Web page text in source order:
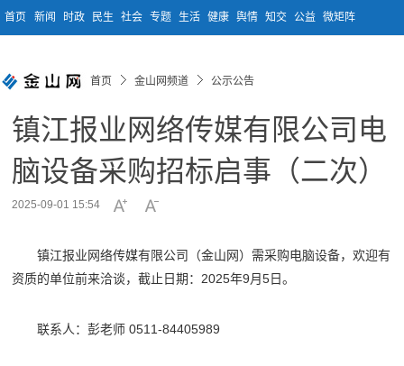
首页 新闻 时政 民生 社会 专题 生活 健康 舆情 知交 公益 微矩阵
首页 金山网频道 公示公告
镇江报业网络传媒有限公司电
脑设备采购招标启事（二次）
2025-09-01 15:54
镇江报业网络传媒有限公司（金山网）需采购电脑设备，欢迎有
资质的单位前来洽谈，截止日期：2025年9月5日。
联系人：彭老师 0511-84405989